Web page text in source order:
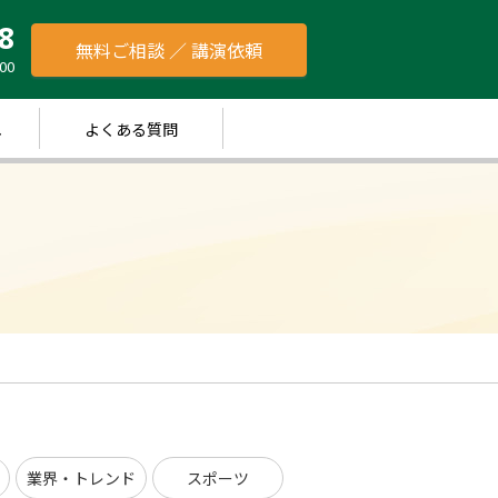
無料ご相談 ／ 講演依頼
よくある質問
業界・トレンド スポーツ